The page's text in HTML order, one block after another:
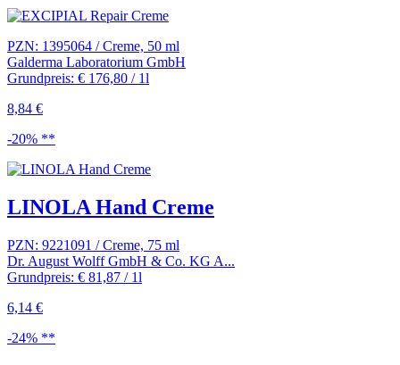
PZN: 1395064 / Creme, 50 ml
Galderma Laboratorium GmbH
Grundpreis: € 176,80 / 1l
8,84 €
-20% **
LINOLA Hand Creme
PZN: 9221091 / Creme, 75 ml
Dr. August Wolff GmbH & Co. KG A...
Grundpreis: € 81,87 / 1l
6,14 €
-24% **